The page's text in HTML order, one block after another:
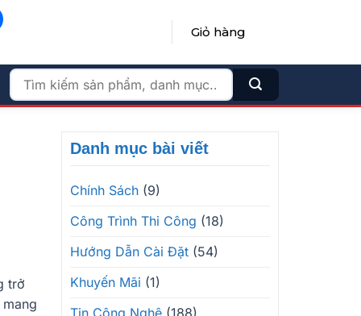
Giỏ hàng
Tìm
kiếm:
trở
Danh mục bài viết
Chính Sách (9)
Công Trình Thi Công (18)
Hướng Dẫn Cài Đặt (54)
Khuyến Mãi (1)
Tin Công Nghệ (188)